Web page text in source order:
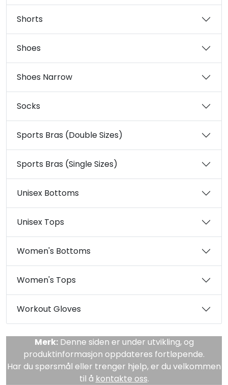
Shorts
Shoes
Shoes Narrow
Socks
Sports Bras (Double Sizes)
Sports Bras (Single Sizes)
Unisex Bottoms
Unisex Tops
Women's Bottoms
Women's Tops
Workout Gloves
Merk:Denne siden er under utvikling, og
produktinformasjon oppdateres fortløpende.
Har du spørsmål eller trenger hjelp, er du velkommen
til å kontakte oss.